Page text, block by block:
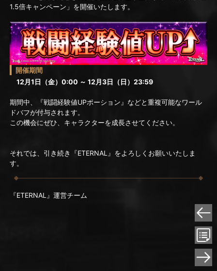
1.5倍キャンペーン」を開催いたします。
開催期間
12月1日（金）0:00 ～ 12月3日（日）23:59
期間中、『戦闘経験値UPポーション』などと重複可能なワール
ドバフが付与されます。
この機会にぜひ、キャラクターを成長させてください。
それでは、引き続き『ETERNAL』をよろしくお願いいたしま
す。
『ETERNAL』運営チーム